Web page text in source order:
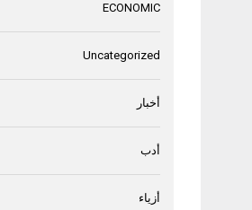
ECONOMIC
Uncategorized
أخبار
أدب
أزياء